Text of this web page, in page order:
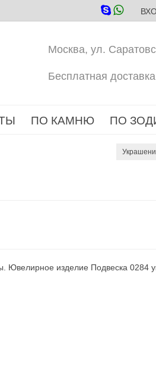
Москва, ул.
Бесплатная доставка
ПО КАМНЮ ПО
Ювелирное изделие Подвеска 0284